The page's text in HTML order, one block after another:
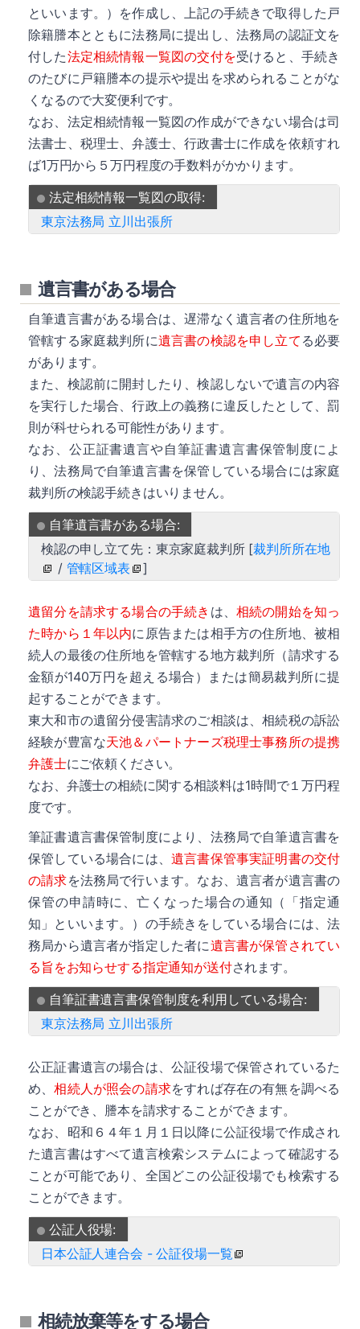
といいます。）を作成し、上記の手続きで取得した戸
除籍謄本とともに法務局に提出し、法務局の認証文を
付した法定相続情報一覧図の交付を受けると、手続き
のたびに戸籍謄本の提示や提出を求められることがな
くなるので大変便利です。
なお、法定相続情報一覧図の作成ができない場合は司
法書士、税理士、弁護士、行政書士に作成を依頼すれ
ば1万円から５万円程度の手数料がかかります。
法定相続情報一覧図の取得:
東京法務局 立川出張所
遺言書がある場合
自筆遺言書がある場合は、遅滞なく遺言者の住所地を
管轄する家庭裁判所に遺言書の検認を申し立て る必要
があります。
また、検認前に開封したり、検認しないで遺言の内容
を実行した場合、行政上の義務に違反したとして、罰
則が科せられる可能性があります。
なお、公正証書遺言や自筆証書遺言書保管制度によ
り、法務局で自筆遺言書を保管している場合には家庭
裁判所の検認手続きはいりません。
自筆遺言書がある場合:
検認の申し立て先：東京家庭裁判所 [裁判所所在地
/ 管轄区域表 ]
遺留分を請求する場合の手続き は、 相続の開始を知っ
た時から１年以内に原告または相手方の住所地、被相
続人の最後の住所地を管轄する地方裁判所（請求する
金額が140万円を超える場合）または簡易裁判所に提
起することができます。
東大和市の遺留分侵害請求のご相談は、相続税の訴訟
経験が豊富な天池＆パートナーズ税理士事務所の提携
弁護士にご依頼ください。
なお、弁護士の相続に関する相談料は1時間で１万円程
度です。
筆証書遺言書保管制度により、法務局で自筆遺言書を
保管している場合には、 遺言書保管事実証明書の交付
の請求を法務局で行います。なお、遺言者が遺言書の
保管の申請時に、亡くなった場合の通知（「指定通
知」といいます。）の手続きをしている場合には、法
務局から遺言者が指定した者に遺言書が保管されてい
る旨をお知らせする指定通知が送付されます。
自筆証書遺言書保管制度を利用している場合:
東京法務局 立川出張所
公正証書遺言の場合は、公証役場で保管されているた
め、相続人が照会の請求をすれば存在の有無を調べる
ことができ、謄本を請求することができます。
なお、昭和６４年１月１日以降に公証役場で作成され
た遺言書はすべて遺言検索システムによって確認する
ことが可能であり、全国どこの公証役場でも検索する
ことができます。
公証人役場:
日本公証人連合会 - 公証役場一覧
相続放棄等をする場合
詳細
詳細